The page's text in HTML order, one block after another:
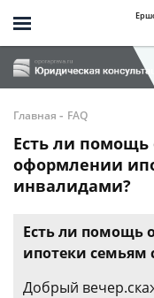
Главная - FAQ
Есть ли помощь
оформлении
инвалидами?
Есть ли помощь
ипотеки
Добрый